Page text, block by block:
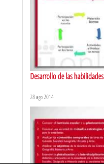
Respuesta eficiente a la
activas de aprendizaje:
10 jun 2016
Desarrollo de las
28 ago 2014